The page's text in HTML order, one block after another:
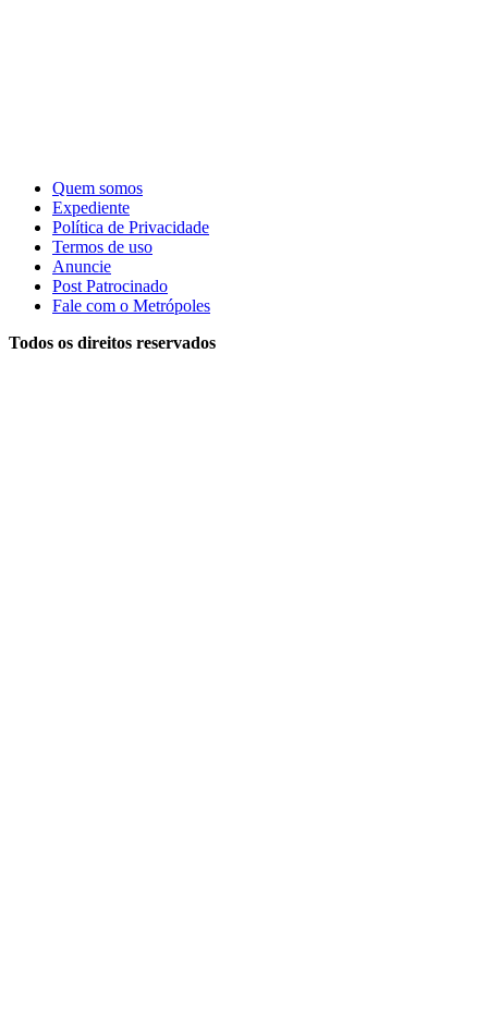
Quem somos
Expediente
Política de Privacidade
Termos de uso
Anuncie
Post Patrocinado
Fale com o Metrópoles
Todos os direitos reservados